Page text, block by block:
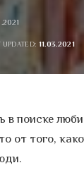
UPDATED: 11.03.2021
в поиске
от того,